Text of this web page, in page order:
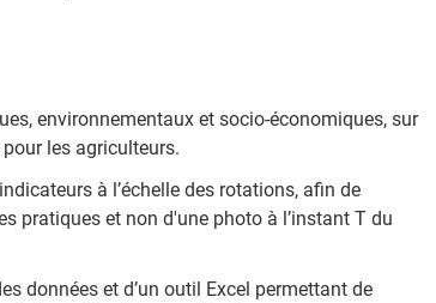
environnementaux et socio-économiques, sur
les agriculteurs.
à l’échelle des rotations, afin de
pratiques et non d'une photo à l’instant T du
données et d’un outil Excel permettant de